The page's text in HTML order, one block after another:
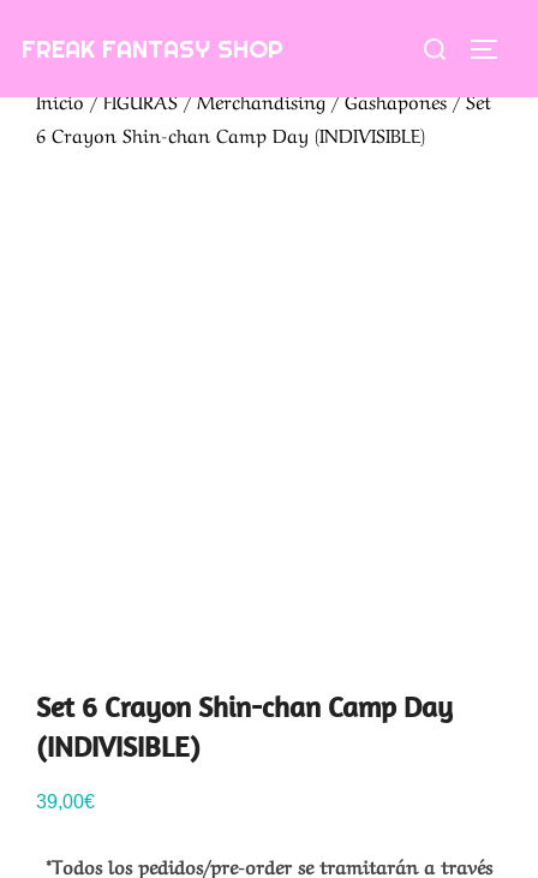
FREAK FANTASY SHOP Buscar:
Inicio/FIGURAS/Merchandising/Gashapones/ Set
6 Crayon Shin-chan Camp Day (INDIVISIBLE)
Set 6 Crayon Shin-chan Camp Day
(INDIVISIBLE)
39,00€
*Todos los pedidos/pre-order se tramitarán a través